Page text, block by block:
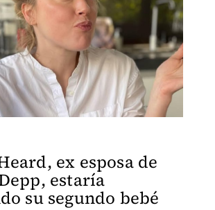
ex esposa de
estaría
su segundo bebé